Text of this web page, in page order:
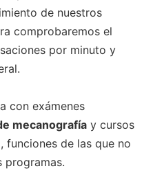
de nuestros
comprobaremos el
por minuto y
con exámenes
mecanografía y cursos
funciones de las que no
programas.